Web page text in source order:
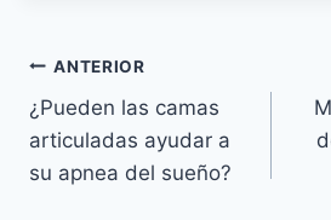
Navegación
de
entradas
ANTERIOR
¿Pueden las camas
articuladas ayudar a
su apnea del sueño?